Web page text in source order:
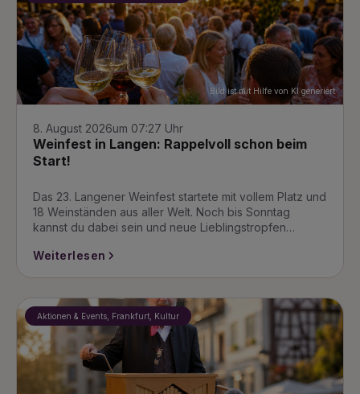
Bild ist mit Hilfe von KI generiert
8. August 2026um 07:27 Uhr
Weinfest in Langen: Rappelvoll schon beim
Start!
Das 23. Langener Weinfest startete mit vollem Platz und
18 Weinständen aus aller Welt. Noch bis Sonntag
kannst du dabei sein und neue Lieblingstropfen…
Weiterlesen
Aktionen & Events, Frankfurt, Kultur